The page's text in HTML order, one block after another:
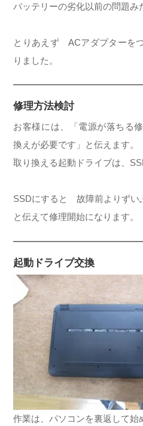
バッテリーの劣化以前の問題み
とりあえず ACアダプターを
りました。
修理方法検討
お客様には、「電源が落ちる
換えが必要です」と伝えます。
取り換える起動ドライブは、
SSDにすると 故障前よりずい
と伝えて修理開始になります。
起動ドライブ交換
作業は、パソコンを裏返して始